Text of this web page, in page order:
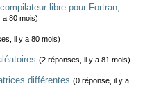
libre pour Fortran,
a 80 mois)
il y a 80 mois)
(2 réponses, il y a 81 mois)
différentes (0 réponse, il y a